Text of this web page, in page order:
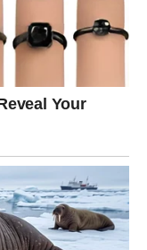
mogli donijeti
KOJE
mnogo ljepši period
sa osobom koja